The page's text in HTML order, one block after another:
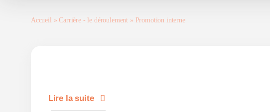
Accueil »Carrière - le déroulement » Promotion interne
Lire la suite